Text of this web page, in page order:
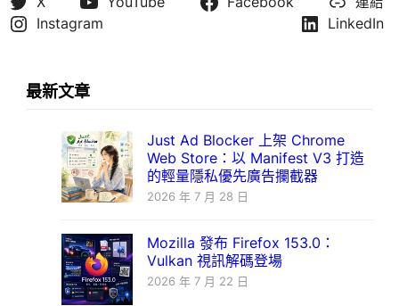
Instagram
LinkedIn
最新文章
Just Ad Blocker 上架 Chrome
Web Store：以 Manifest V3 打造
的輕量隱私優先廣告攔截器
2026 年 7 月 28 日
Mozilla 發布 Firefox 153.0：
Vulkan 視訊解碼登場
2026 年 7 月 22 日